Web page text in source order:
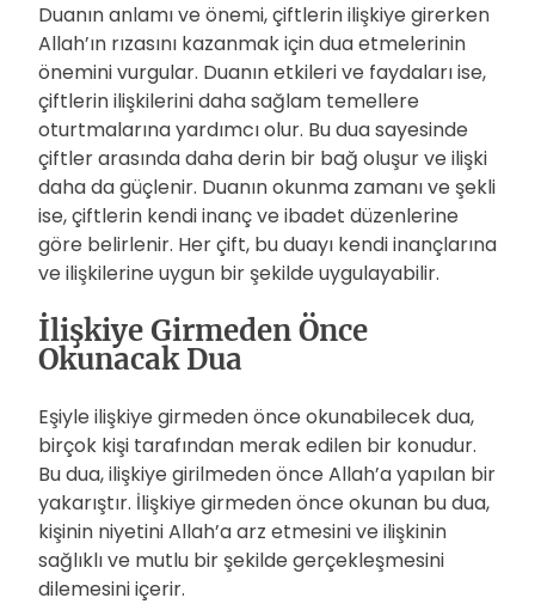
Duanın anlamı ve önemi, çiftlerin ilişkiye girerken
Allah’ın rızasını kazanmak için dua etmelerinin
önemini vurgular. Duanın etkileri ve faydaları ise,
çiftlerin ilişkilerini daha sağlam temellere
oturtmalarına yardımcı olur. Bu dua sayesinde
çiftler arasında daha derin bir bağ oluşur ve ilişki
daha da güçlenir. Duanın okunma zamanı ve şekli
ise, çiftlerin kendi inanç ve ibadet düzenlerine
göre belirlenir. Her çift, bu duayı kendi inançlarına
ve ilişkilerine uygun bir şekilde uygulayabilir.
İlişkiye Girmeden Önce
Okunacak Dua
Eşiyle ilişkiye girmeden önce okunabilecek dua,
birçok kişi tarafından merak edilen bir konudur.
Bu dua, ilişkiye girilmeden önce Allah’a yapılan bir
yakarıştır. İlişkiye girmeden önce okunan bu dua,
kişinin niyetini Allah’a arz etmesini ve ilişkinin
sağlıklı ve mutlu bir şekilde gerçekleşmesini
dilemesini içerir.